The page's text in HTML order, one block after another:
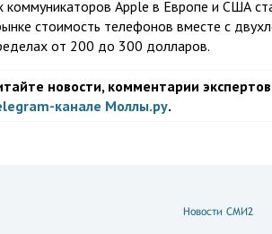
Apple в Европе и США
стоимость телефонов вместе с
от 200 до 300 долларов.
новости, комментарии
канале Моллы.ру.
Новости СМИ2